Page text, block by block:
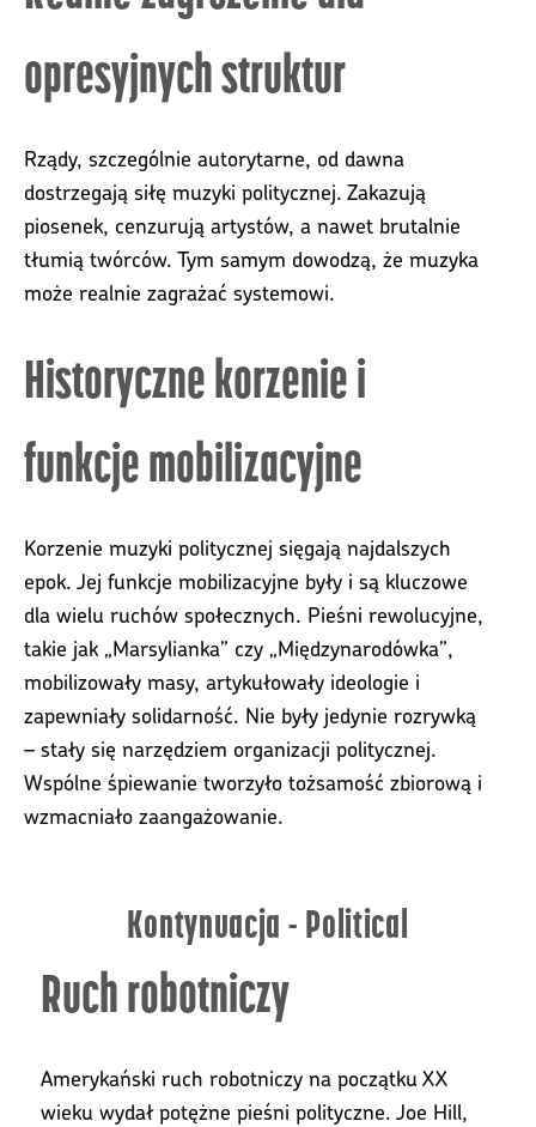
opresyjnych struktur
Rządy, szczególnie autorytarne, od dawna
dostrzegają siłę muzyki politycznej. Zakazują
piosenek, cenzurują artystów, a nawet brutalnie
tłumią twórców. Tym samym dowodzą, że muzyka
może realnie zagrażać systemowi.
Historyczne korzenie i
funkcje mobilizacyjne
Korzenie muzyki politycznej sięgają najdalszych
epok. Jej funkcje mobilizacyjne były i są kluczowe
dla wielu ruchów społecznych. Pieśni rewolucyjne,
takie jak „Marsylianka” czy „Międzynarodówka”,
mobilizowały masy, artykułowały ideologie i
zapewniały solidarność. Nie były jedynie rozrywką
– stały się narzędziem organizacji politycznej.
Wspólne śpiewanie tworzyło tożsamość zbiorową i
wzmacniało zaangażowanie.
Kontynuacja - Political
Ruch robotniczy
Amerykański ruch robotniczy na początku XX
wieku wydał potężne pieśni polityczne. Joe Hill,